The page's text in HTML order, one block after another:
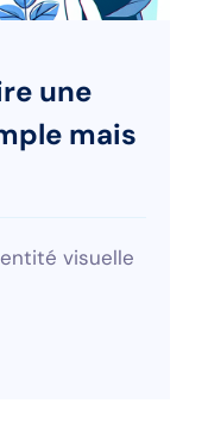
une
mais
visuelle